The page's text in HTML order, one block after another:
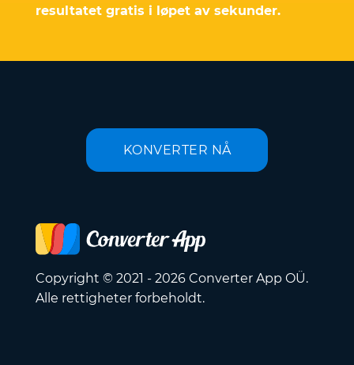
resultatet gratis i løpet av sekunder.
KONVERTER NÅ
Copyright © 2021 - 2026 Converter App OÜ.
Alle rettigheter forbeholdt.